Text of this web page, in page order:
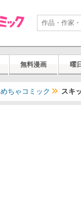
無料漫画 曜
めちゃコミック スキ